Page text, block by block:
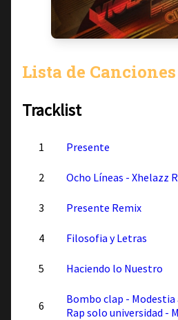
Lista de Canciones
Tracklist
1 Presente
2 Ocho Líneas - Xhelazz
3 Presente Remix
4 Filosofia y Letras
5 Haciendo lo Nuestro
6
Bombo clap -
Rap solo universidad -